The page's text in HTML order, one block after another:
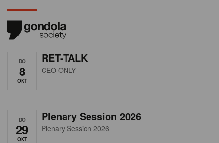
DO
8
OKT
RET-TALK
CEO ONLY
DO
29
OKT
Plenary Session 2026
Plenary Session 2026